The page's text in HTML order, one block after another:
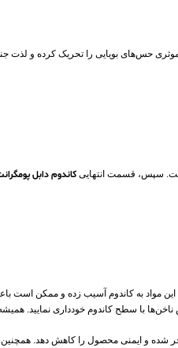
حس‌های بویایی را تحریک کرده و لذت
است. سپس، قسمت انتهایی کاندوم دابل
این مواد به کاندوم آسیب زده و ممکن است
با سطح کاندوم خودداری نمایید.
و ایمنی محصول را کاهش دهد. همچنین،